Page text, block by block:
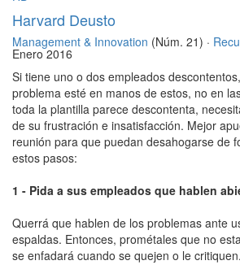
Harvard Deusto
Management & Innovation (Núm. 21) ·
Enero 2016
Si tiene uno o dos empleados
problema esté en manos de estos, no en
toda la plantilla parece descontenta,
de su frustración e insatisfacción. Mejor
reunión para que puedan desahogarse de
estos pasos:
1 - Pida a sus empleados que hablen
Querrá que hablen de los problemas ante
espaldas. Entonces, prométales que no
se enfadará cuando se quejen o le critiquen.